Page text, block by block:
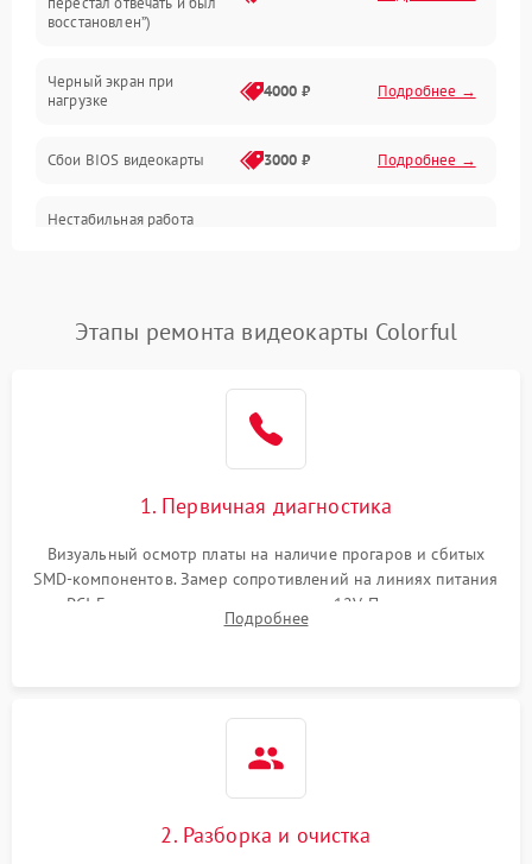
Электропитание
ПО
Электронные компоненты
Общие поломки
Механические повреждения
восстановлен”)
Черный экран при
нагрузке
4000 ₽ Подробнее →
Сбои BIOS видеокарты 3000 ₽ Подробнее →
Нестабильная работа
Этапы ремонта видеокарты Colorful
1. Первичная диагностика
Визуальный осмотр платы на наличие прогаров и сбитых
SMD-компонентов. Замер сопротивлений на линиях питания
PCI-E и дополнительных разъемах 12V. Проверка на
короткое замыкание основных дросселей питания GPU и
Подробнее
2. Разборка и очистка